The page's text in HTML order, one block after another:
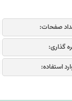
صفحات:
گذاری:
استفاده: